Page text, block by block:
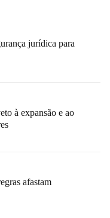
jurídica para
à expansão e ao
afastam